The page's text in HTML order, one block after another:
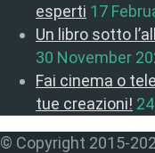
esperti 17
Un libro sotto
30 November
Fai cinema o
tue creazioni!
© Copyright 2015-